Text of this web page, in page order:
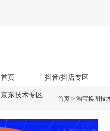
首页 抖音/抖店专区
京东技术专区 首页 > 淘宝换图技